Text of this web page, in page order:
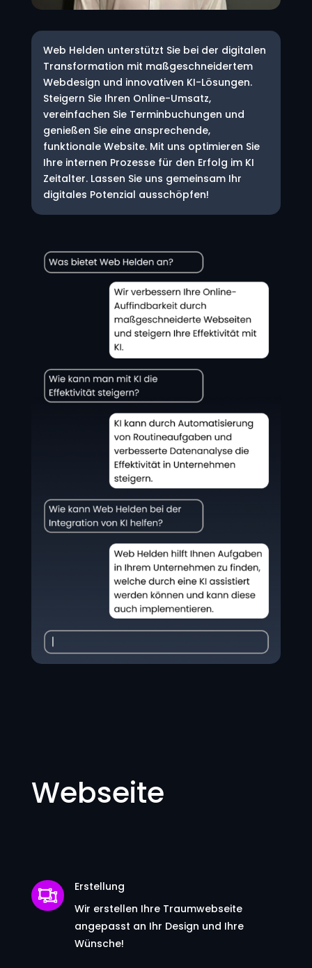
Web Helden unterstützt Sie bei der digitalen
Transformation mit maßgeschneidertem
Webdesign und innovativen KI-Lösungen.
Steigern Sie Ihren Online-Umsatz,
vereinfachen Sie Terminbuchungen und
genießen Sie eine ansprechende,
funktionale Website. Mit uns optimieren Sie
Ihre internen Prozesse für den Erfolg im KI
Zeitalter. Lassen Sie uns gemeinsam Ihr
digitales Potenzial ausschöpfen!
Webseite

Erstellung
Wir erstellen Ihre Traumwebseite
angepasst an Ihr Design und Ihre
Wünsche!